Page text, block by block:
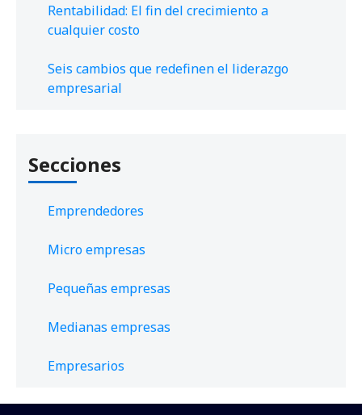
Rentabilidad: El fin del crecimiento a
cualquier costo
Seis cambios que redefinen el liderazgo
empresarial
Secciones
Emprendedores
Micro empresas
Pequeñas empresas
Medianas empresas
Empresarios